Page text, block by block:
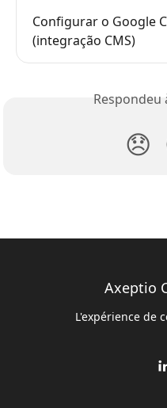
Configurar o Google
(integração CMS)
Respondeu
😞
Axeptio
L'expérience de